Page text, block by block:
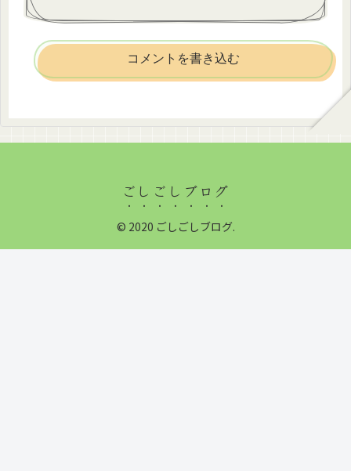
コメントを書き込む
ごしごしブログ
© 2020 ごしごしブログ.